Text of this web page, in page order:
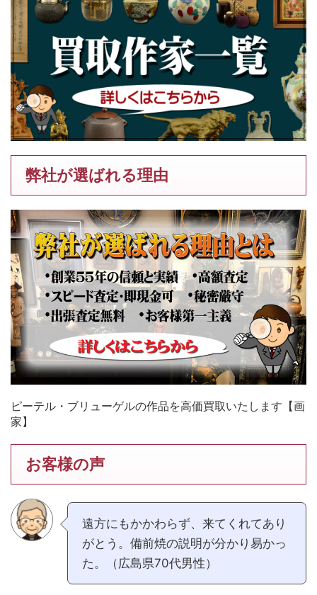
弊社が選ばれる理由
ピーテル・ブリューゲルの作品を高価買取いたします【画
家】
お客様の声
遠方にもかかわらず、来てくれてあり
がとう。備前焼の説明が分かり易かっ
た。（広島県70代男性）